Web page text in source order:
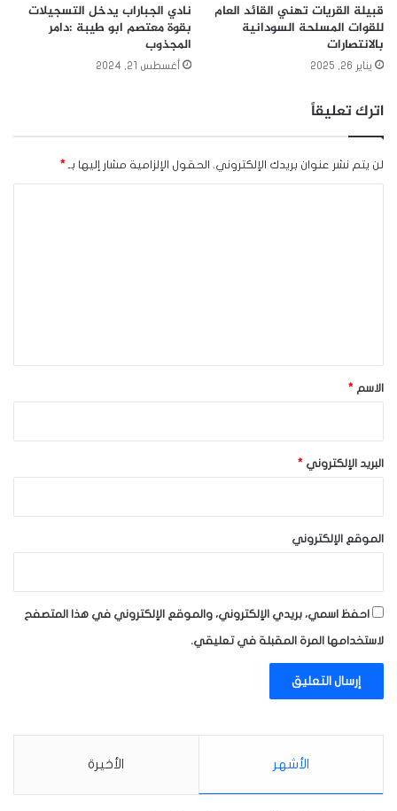
قبيلة القريات تهني القائد العام
للقوات المسلحة السودانية
بالانتصارات
يناير 26, 2025
نادي الجباراب يدخل التسجيلات
بقوة معتصم ابو طيبة :دامر
المجذوب
أغسطس 21, 2024
اترك تعليقاً
لن يتم نشر عنوان بريدك الإلكتروني. الحقول الإلزامية مشار إليها بـ *
*الاسم *
البريد الإلكتروني *
الموقع الإلكتروني
احفظ اسمي، بريدي الإلكتروني، والموقع الإلكتروني في هذا المتصفح
لاستخدامها المرة المقبلة في تعليقي.
الأشهر الأخيرة